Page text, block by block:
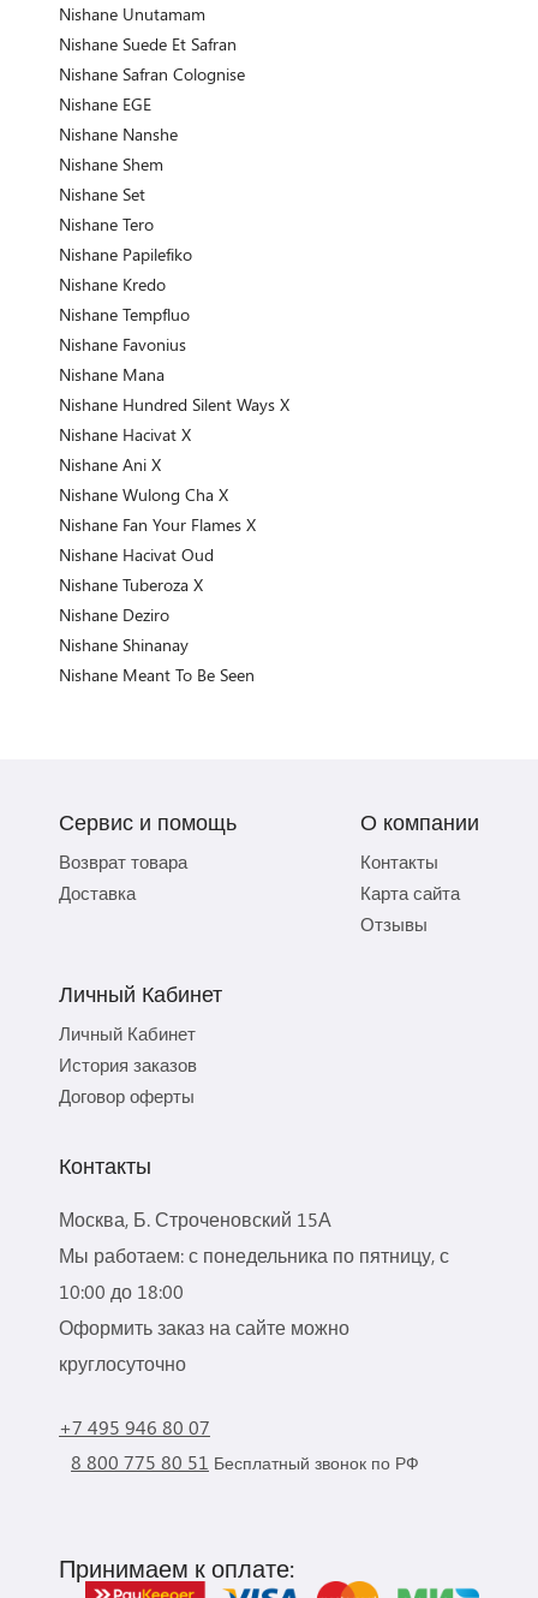
Nishane Unutamam
Nishane Suede Et Safran
Nishane Safran Colognise
Nishane EGE
Nishane Nanshe
Nishane Shem
Nishane Set
Nishane Tero
Nishane Papilefiko
Nishane Kredo
Nishane Tempfluo
Nishane Favonius
Nishane Mana
Nishane Hundred Silent Ways X
Nishane Hacivat X
Nishane Ani X
Nishane Wulong Cha X
Nishane Fan Your Flames X
Nishane Hacivat Oud
Nishane Tuberoza X
Nishane Deziro
Nishane Shinanay
Nishane Meant To Be Seen
Сервис и помощь
Возврат товара
Доставка
О компании
Контакты
Карта сайта
Отзывы
Личный Кабинет
Личный Кабинет
История заказов
Договор оферты
Контакты
Москва, Б. Строченовский 15А
Мы работаем: с понедельника по пятницу, с
10:00 до 18:00
Оформить заказ на сайте можно
круглосуточно
+7 495 946 80 07
8 800 775 80 51 Бесплатный звонок по РФ
Принимаем к оплате: